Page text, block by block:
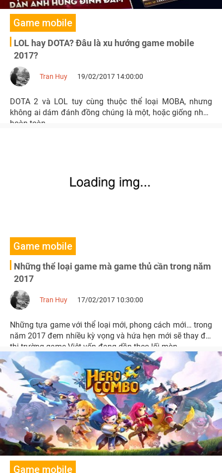
Game mobile
LOL hay DOTA? Đâu là xu hướng game mobile
2017?
Tran Huy 19/02/2017 14:00:00
DOTA 2 và LOL tuy cùng thuộc thể loại MOBA, nhưng
không ai dám đánh đồng chúng là một, hoặc giống nhau
hoàn toàn.
Game mobile
Những thể loại game mà game thủ cần trong năm
2017
Tran Huy 17/02/2017 10:30:00
Những tựa game với thể loại mới, phong cách mới… trong
năm 2017 đem nhiều kỳ vọng và hứa hẹn mới sẽ thay đổi
thị trường game Việt vốn đang dần theo lối mòn.
Game mobile